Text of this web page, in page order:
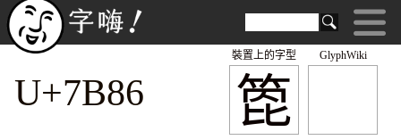
GlyphWiki
箆
裝置上的字型
U+7B86